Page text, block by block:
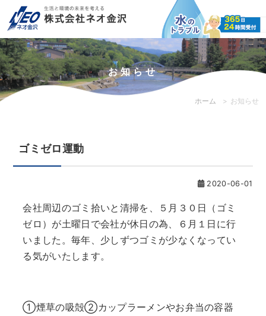
お知らせ
ホーム お知らせ
ゴミゼロ運動
2020-06-01
会社周辺のゴミ拾いと清掃を、５月３０日（ゴミ
ゼロ）が土曜日で会社が休日の為、６月１日に行
いました。毎年、少しずつゴミが少なくなってい
る気がいたします。
①煙草の吸殻②カップラーメンやお弁当の容器